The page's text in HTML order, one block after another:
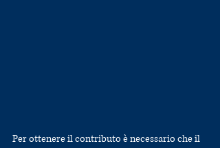
Per ottenere il contributo è necessario che il